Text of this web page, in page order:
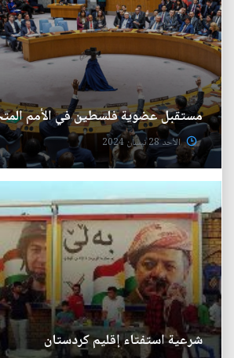
مستقبل عضوية فلسطين في الأمم
الأحد 28 نيسان 2024
شرعية استفتاء إقليم كردستان